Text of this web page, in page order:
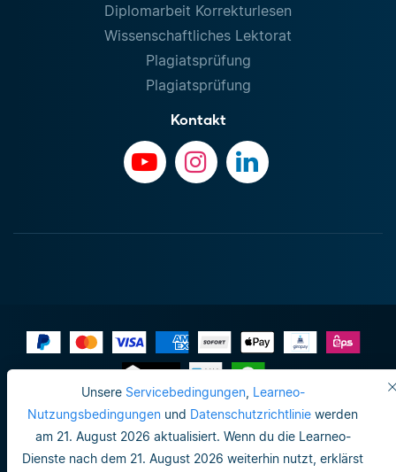
Unsere Servicebedingungen, Learneo-
Nutzungsbedingungen und Datenschutzrichtlinie werden
am 21. August 2026 aktualisiert. Wenn du die Learneo-
Dienste nach dem 21. August 2026 weiterhin nutzt, erklärst
Diplomarbeit Korrekturlesen
Wissenschaftliches Lektorat
Plagiatsprüfung
Plagiatsprüfung
Kontakt
Impressum
Datenschutzrichtlinie